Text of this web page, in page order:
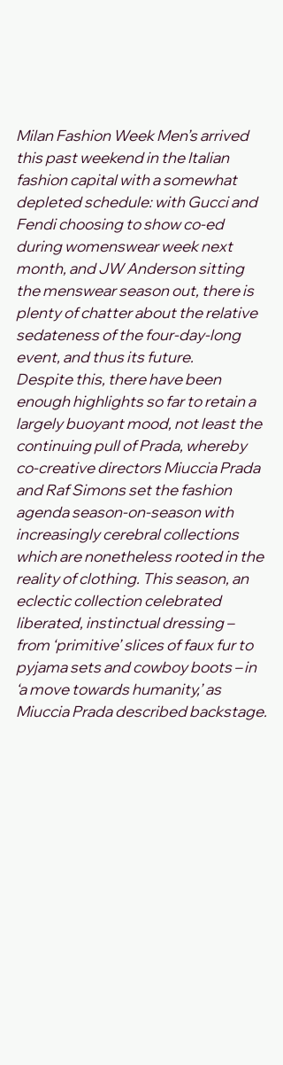
Milan Fashion Week Men’s arrived
this past weekend in the Italian
fashion capital with a somewhat
depleted schedule: with Gucci and
Fendi choosing to show co-ed
during womenswear week next
month, and JW Anderson sitting
the menswear season out, there is
plenty of chatter about the relative
sedateness of the four-day-long
event, and thus its future.
Despite this, there have been
enough highlights so far to retain a
largely buoyant mood, not least the
continuing pull of Prada, whereby
co-creative directors Miuccia Prada
and Raf Simons set the fashion
agenda season-on-season with
increasingly cerebral collections
which are nonetheless rooted in the
reality of clothing. This season, an
eclectic collection celebrated
liberated, instinctual dressing –
from ‘primitive’ slices of faux fur to
pyjama sets and cowboy boots – in
‘a move towards humanity,’ as
Miuccia Prada described backstage.